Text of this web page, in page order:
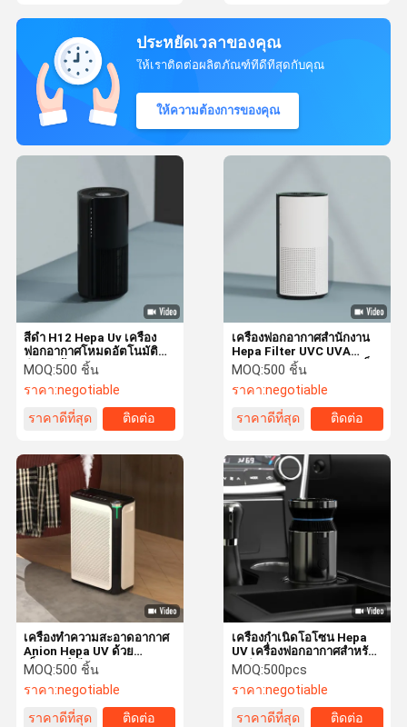
ประหยัดเวลาของคุณ
ให้เราติดต่อผลิตภัณฑ์ที่ดีที่สุดกับคุณ
ให้ความต้องการของคุณ
เครื่องฟอกอากาศสำนักงาน
Hepa Filter UVC UVA
Tuya WiFi ควบคุมความเร็ว
สามระดับ
MOQ:500 ชิ้น
ราคา:negotiable
ราคาดีที่สุด
ติดต่อ
สีดำ H12 Hepa Uv เครื่อง
ฟอกอากาศโหมดอัตโนมัติ
สำหรับบ้าน
MOQ:500 ชิ้น
ราคา:negotiable
ราคาดีที่สุด
ติดต่อ
เครื่องกำเนิดโอโซน Hepa
UV เครื่องฟอกอากาศสำหรับ
รถสำนักงานแบบพกพา
MOQ:500pcs
ราคา:negotiable
ราคาดีที่สุด
ติดต่อ
เครื่องทําความสะอาดอากาศ
Anion Hepa UV ด้วย
เซ็นเซอร์เสียง True Hepa
Filter
MOQ:500 ชิ้น
ราคา:negotiable
ราคาดีที่สุด
ติดต่อ